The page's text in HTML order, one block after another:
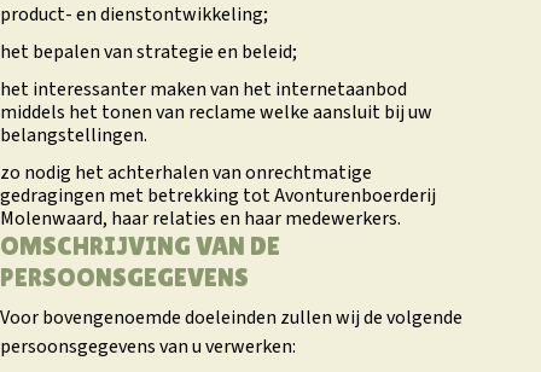
product- en dienstontwikkeling;
het bepalen van strategie en beleid;
het interessanter maken van het internetaanbod
middels het tonen van reclame welke aansluit bij uw
belangstellingen.
zo nodig het achterhalen van onrechtmatige
gedragingen met betrekking tot Avonturenboerderij
Molenwaard, haar relaties en haar medewerkers.
OMSCHRIJVING VAN DE
PERSOONSGEGEVENS
Voor bovengenoemde doeleinden zullen wij de volgende
persoonsgegevens van u verwerken: